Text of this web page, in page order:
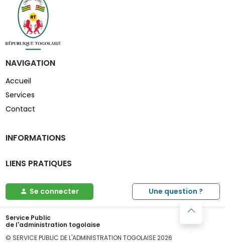
NAVIGATION
Accueil
Services
Contact
INFORMATIONS
LIENS PRATIQUES
Se connecter Une question ?
Service Public
de l'administration togolaise
© SERVICE PUBLIC DE L'ADMINISTRATION TOGOLAISE2026